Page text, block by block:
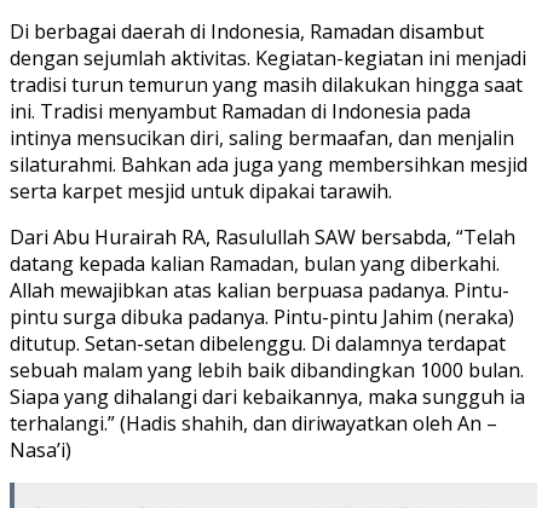
Di berbagai daerah di Indonesia, Ramadan disambut
dengan sejumlah aktivitas. Kegiatan-kegiatan ini menjadi
tradisi turun temurun yang masih dilakukan hingga saat
ini. Tradisi menyambut Ramadan di Indonesia pada
intinya mensucikan diri, saling bermaafan, dan menjalin
silaturahmi. Bahkan ada juga yang membersihkan mesjid
serta karpet mesjid untuk dipakai tarawih.
Dari Abu Hurairah RA, Rasulullah SAW bersabda, “Telah
datang kepada kalian Ramadan, bulan yang diberkahi.
Allah mewajibkan atas kalian berpuasa padanya. Pintu-
pintu surga dibuka padanya. Pintu-pintu Jahim (neraka)
ditutup. Setan-setan dibelenggu. Di dalamnya terdapat
sebuah malam yang lebih baik dibandingkan 1000 bulan.
Siapa yang dihalangi dari kebaikannya, maka sungguh ia
terhalangi.” (Hadis shahih, dan diriwayatkan oleh An –
Nasa’i)